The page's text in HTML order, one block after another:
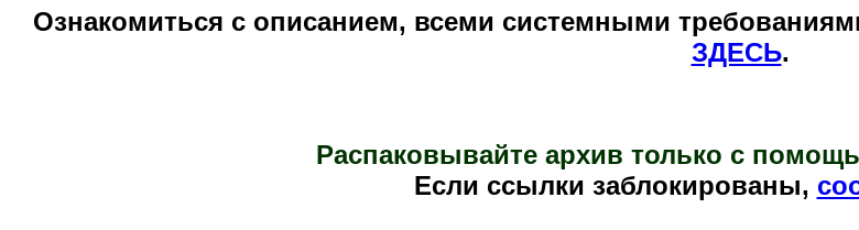
Ознакомиться с описанием, всеми системными
ЗДЕСЬ.
Распаковывайте архив только с
Если ссылки заблокированы,